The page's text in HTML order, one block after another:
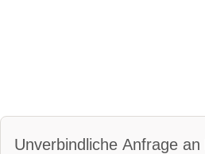
Unverbindliche Anfrage an